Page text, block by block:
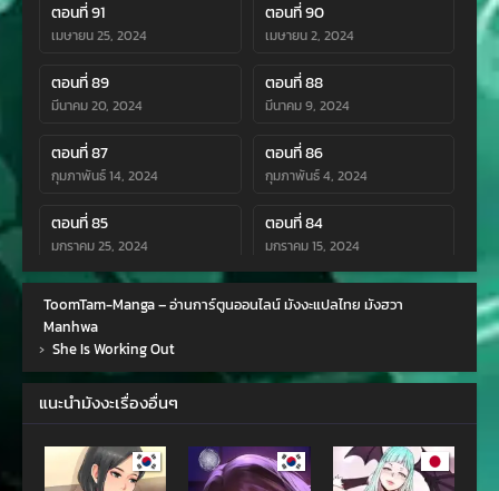
ตอนที่ 91
เมษายน 25, 2024
ตอนที่ 90
เมษายน 2, 2024
ตอนที่ 89
มีนาคม 20, 2024
ตอนที่ 88
มีนาคม 9, 2024
ตอนที่ 87
กุมภาพันธ์ 14, 2024
ตอนที่ 86
กุมภาพันธ์ 4, 2024
ตอนที่ 85
มกราคม 25, 2024
ตอนที่ 84
มกราคม 15, 2024
ตอนที่ 83
มกราคม 6, 2024
ตอนที่ 82
ธันวาคม 22, 2023 ธันวาคม 11, 2023
พฤศจิกายน 29, 2023 พฤศจิกายน 22, 2023
ToomTam-Manga – อ่านการ์ตูนออนไลน์ มังงะแปลไทย มังฮวา
Manhwa
› She Is Working Out
แนะนำมังงะเรื่องอื่นๆ